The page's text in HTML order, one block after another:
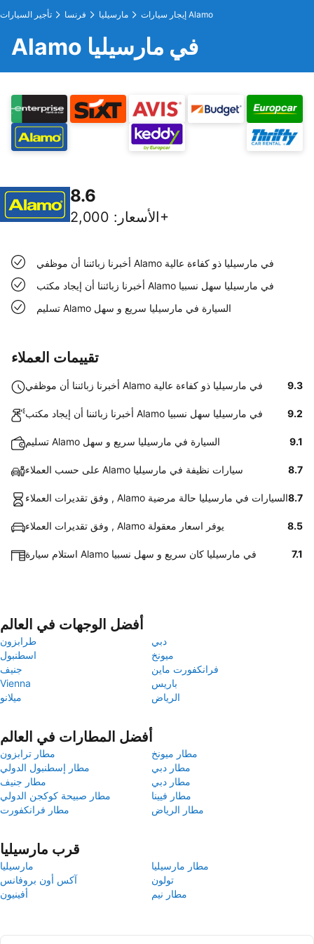
تأجير السيارات فرنسا مارسيليا إيجار سيارات Alamo
Alamo في مارسيليا
8.6
الأسعار : 2,000+
أخبرنا زبائننا أن موظفي Alamo في مارسيليا ذو كفاءة عالية
أخبرنا زبائننا أن إيجاد مكتب Alamo في مارسيليا سهل نسبيا
تسليم Alamo السيارة في مارسيليا سريع و سهل
تقييمات العملاء
أخبرنا زبائننا أن موظفي Alamo في مارسيليا ذو كفاءة عالية 9.3
أخبرنا زبائننا أن إيجاد مكتب Alamo في مارسيليا سهل نسبيا 9.2
تسليم Alamo السيارة في مارسيليا سريع و سهل 9.1
على حسب العملاء Alamo سيارات نظيفة في مارسيليا 8.7
وفق تقديرات العملاء , Alamo السيارات في مارسيليا حالة مرضية8.7
وفق تقديرات العملاء , Alamo يوفر اسعار معقولة 8.5
استلام سيارة Alamo في مارسيليا كان سريع و سهل نسبيا 7.1
أفضل الوجهات في العالم
طرابزون
دبي
اسطنبول
ميونخ
جنيف
فرانكفورت ماين
Vienna
باريس
ميلانو
الرياض
أفضل المطارات في العالم
مطار ترابزون
مطار ميونخ
مطار إسطنبول الدولي
مطار دبي
مطار جنيف
مطار دبي
مطار صبيحة كوكجن الدولي
مطار فيينا
مطار فرانكفورت
مطار الرياض
قرب مارسيليا
مارسيليا
مطار مارسيليا
آكس أون بروفانس
تولون
أفينيون
مطار نيم